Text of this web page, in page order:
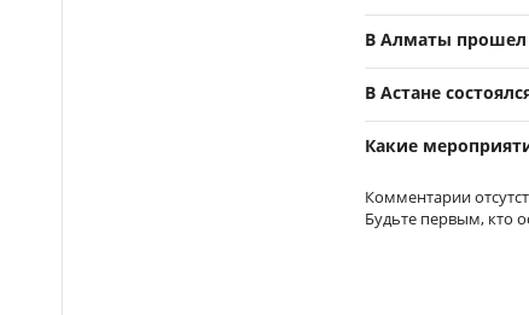
В Алматы
В Астане
Какие
Комментарии
Будьте первым, кто